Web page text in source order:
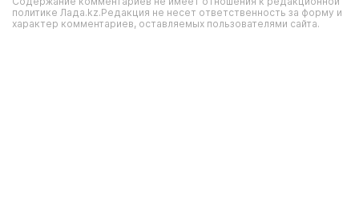
политике Лада.kz.Редакция не несет ответственность за форму и
характер комментариев, оставляемых пользователями сайта.